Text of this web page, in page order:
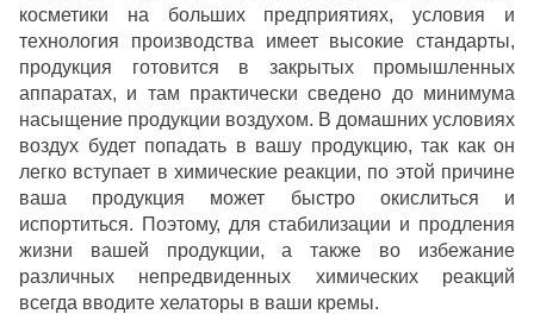
косметики на больших предприятиях, условия и
технология производства имеет высокие стандарты,
продукция готовится в закрытых промышленных
аппаратах, и там практически сведено до минимума
насыщение продукции воздухом. В домашних условиях
воздух будет попадать в вашу продукцию, так как он
легко вступает в химические реакции, по этой причине
ваша продукция может быстро окислиться и
испортиться. Поэтому, для стабилизации и продления
жизни вашей продукции, а также во избежание
различных непредвиденных химических реакций
всегда вводите хелаторы в ваши кремы.